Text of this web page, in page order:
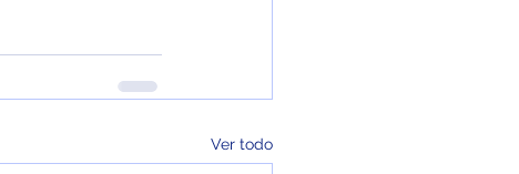
Ver todo